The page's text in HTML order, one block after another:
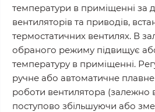
температури в приміщенні за
вентиляторів та приводів,
термостатичних вентилях. В
обраного режиму підвищує
температуру в приміщенні.
ручне або автоматичне
роботи вентилятора (залежно
поступово збільшуючи або